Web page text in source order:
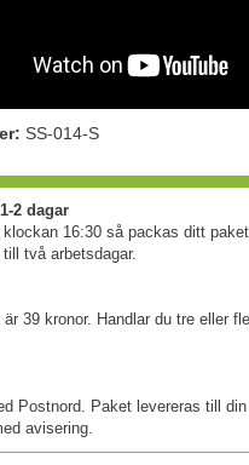
SS-014-S
2 dagar
16:30 så packas ditt
två arbetsdagar.
39 kronor. Handlar du tre eller
Postnord. Paket levereras till
avisering.